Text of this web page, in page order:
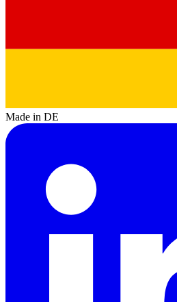
Made in DE